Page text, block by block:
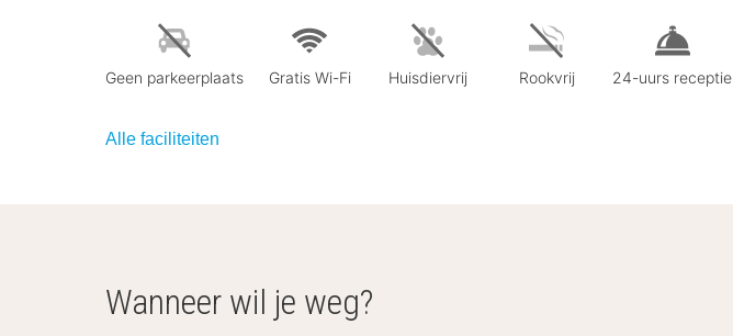
Geen parkeerplaats Gratis Wi-Fi Huisdiervrij Rookvrij 24-uurs receptie
Alle faciliteiten
Wanneer wil je weg?